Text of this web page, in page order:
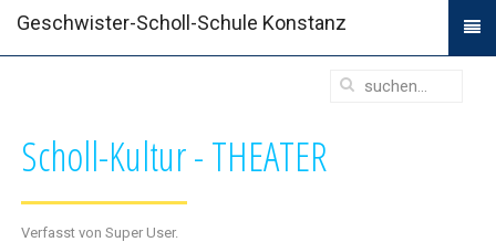
Geschwister-Scholl-Schule Konstanz
Scholl-Kultur - THEATER
Verfasst von Super User.